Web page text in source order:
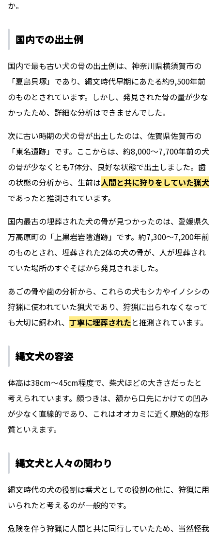
か。
国内での出土例
国内で最も古い犬の骨の出土例は、神奈川県横須賀市の
「夏島貝塚」であり、縄文時代早期にあたる約9,500年前
のものとされています。しかし、発見された骨の量が少な
かったため、詳細な分析はできませんでした。
次に古い時期の犬の骨が出土したのは、佐賀県佐賀市の
「東名遺跡」です。ここからは、約8,000～7,700年前の犬
の骨が少なくとも7体分、良好な状態で出土しました。歯
の状態の分析から、生前は人間と共に狩りをしていた猟犬
であったと推測されています。
国内最古の埋葬された犬の骨が見つかったのは、愛媛県久
万高原町の「上黒岩岩陰遺跡」です。約7,300～7,200年前
のものとされ、埋葬された2体の犬の骨が、人が埋葬され
ていた場所のすぐそばから発見されました。
あごの骨や歯の分析から、これらの犬もシカやイノシシの
狩猟に使われていた猟犬であり、狩猟に出られなくなって
も大切に飼われ、 丁寧に埋葬されたと推測されています。
縄文犬の容姿
体高は38cm～45cm程度で、柴犬ほどの大きさだったと
考えられています。顔つきは、額から口先にかけての凹み
が少なく直線的であり、これはオオカミに近く原始的な形
質といえます。
縄文犬と人々の関わり
縄文時代の犬の役割は番犬としての役割の他に、狩猟に用
いられたと考えるのが一般的です。
危険を伴う狩猟に人間と共に同行していたため、当然怪我